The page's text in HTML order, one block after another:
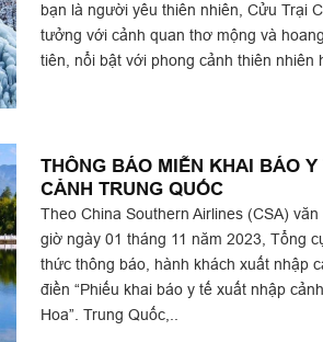
bạn là người yêu thiên nhiên, Cửu Trại
tưởng với cảnh quan thơ mộng và
tiên, nổi bật với phong cảnh thiên nhiên
THÔNG BÁO MIỄN KHAI BÁO
CẢNH TRUNG QUỐC
Theo China Southern Airlines (CSA)
giờ ngày 01 tháng 11 năm 2023, Tổng
thức thông báo, hành khách xuất nhập
điền “Phiếu khai báo y tế xuất nhập
Hoa”. Trung Quốc,..